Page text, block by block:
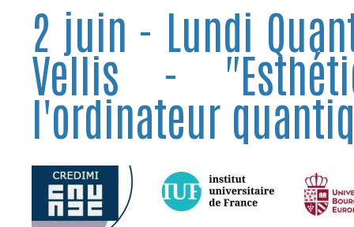
2 juin - Lundi
Vellis -
l'ordinateur